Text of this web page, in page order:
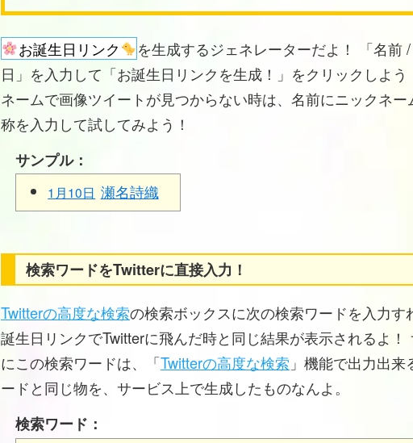
お誕生日リンク
を生成するジェネレーターだよ！ 「名前
日」を入力して「お誕生日リンクを生成！」をクリックしよう
ネームで画像ツイートが見つからない時は、名前にニックネー
称を入力して試してみよう！
サンプル：
1月10日 瀬名詩織
検索ワードをTwitterに直接入力！
Twitterの高度な検索の検索ボックスに次の検索ワードを入力す
誕生日リンクでTwitterに飛んだ時と同じ結果が表示されるよ！
にこの検索ワードは、「Twitterの高度な検索 」機能で出力出来
ードと同じ物を、サービス上で生成したものなんよ。
検索ワード：